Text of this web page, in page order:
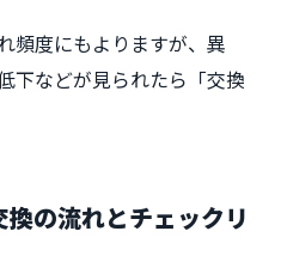
頻度にもよりますが、異
下などが見られたら「交換
の流れとチェックリ